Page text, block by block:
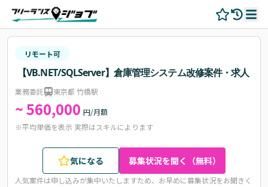
リモート可
【VB.NET/SQLServer】倉庫管理システム改修案件・求人
業務委託 東京都 竹橋駅
~ 560,000 円/月額
※平均単価を表示 実際はスキルによります
気になる 募集状況を聞く（無料）
人気案件は申し込みが集中いたしますため、お早めに募集状況をお聞きく